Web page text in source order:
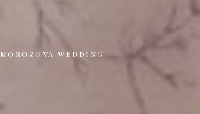
MOROZOVA WEDDING